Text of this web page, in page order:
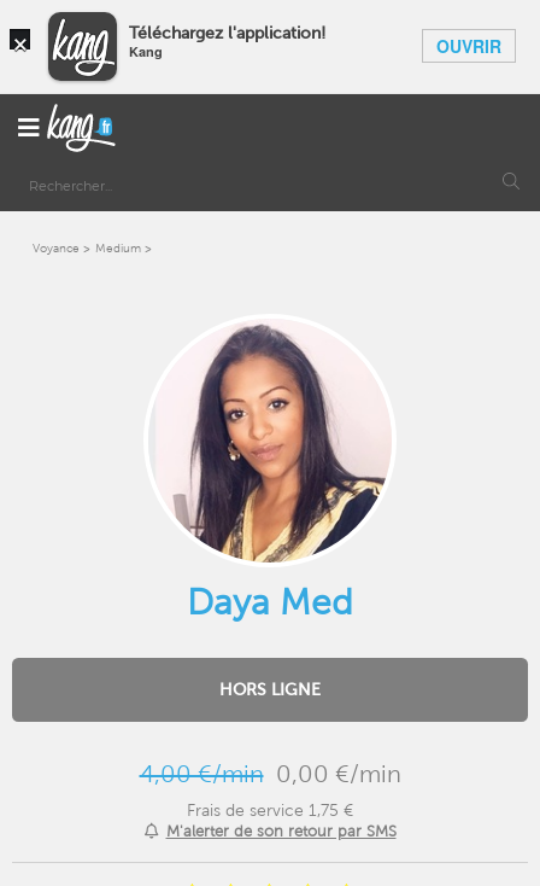
× Téléchargez l'application!
Kang OUVRIR
Voyance Medium
Daya Med
HORS LIGNE
4,00 €/min 0,00 €/min
Frais de service 1,75 €
M'alerter de son retour par SMS